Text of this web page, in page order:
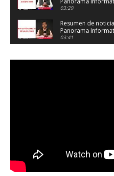
03:29
Resumen de
Panorama
03:41
Panorama